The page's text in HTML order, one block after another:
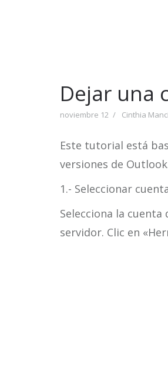
Dejar una
noviembre 12 Cinthia
Este tutorial está
versiones de
1.- Seleccionar
Selecciona la
servidor. Clic en